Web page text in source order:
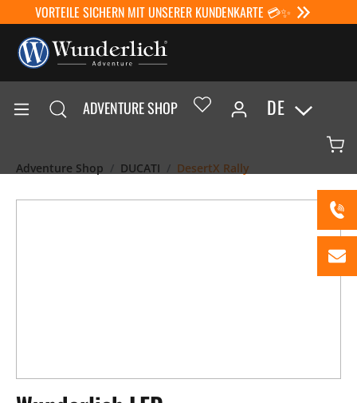
VORTEILE SICHERN MIT UNSERER KUNDENKARTE 💳✨
ADVENTURE SHOP DE
Adventure Shop DUCATI DesertX Rally